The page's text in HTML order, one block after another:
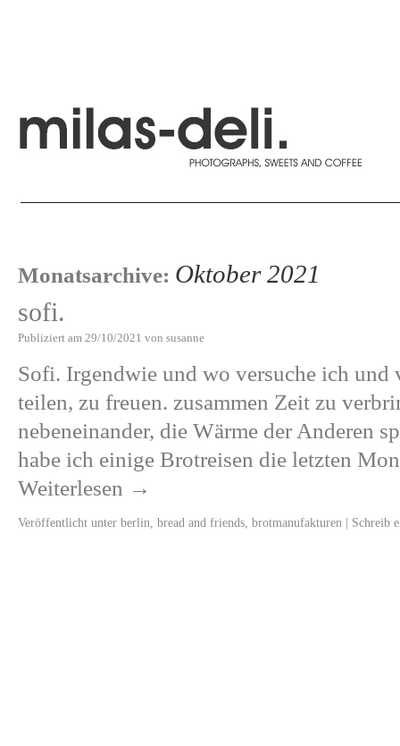
Monatsarchive: Oktober 2021
sofi.
Publiziert am 29/10/2021 von susanne
Sofi. Irgendwie und wo versuche ich und
teilen, zu freuen. zusammen Zeit zu
nebeneinander, die Wärme der Anderen
habe ich einige Brotreisen die letzten
Weiterlesen →
Veröffentlicht unter berlin bread and friends brotmanufakturen | Schreib